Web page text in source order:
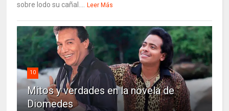
sobre lodo su cañal....
Leer Más
10
Mitos y verdades en la novela de
Diomedes